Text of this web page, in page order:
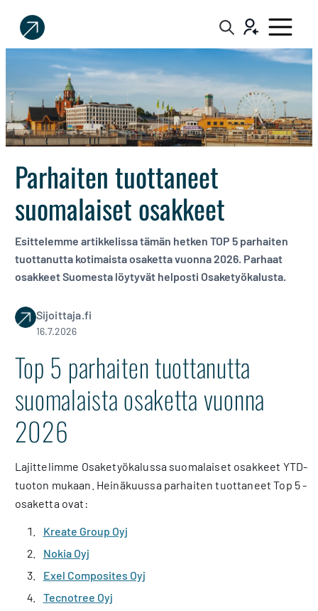
Sijoittaja.fi
Tee
parempia
sijoituspäätöksiä
Parhaiten tuottaneet
suomalaiset osakkeet
Esittelemme artikkelissa tämän hetken TOP 5 parhaiten
tuottanutta kotimaista osaketta vuonna 2026. Parhaat
osakkeet Suomesta löytyvät helposti Osaketyökalusta.
Sijoittaja.fi
16.7.2026
Top 5 parhaiten tuottanutta
suomalaista osaketta vuonna
2026
Lajittelimme Osaketyökalussa suomalaiset osakkeet YTD-
tuoton mukaan. Heinäkuussa parhaiten tuottaneet Top 5 -
osaketta ovat:
Kreate Group Oyj
Nokia Oyj
Exel Composites Oyj
Tecnotree Oyj